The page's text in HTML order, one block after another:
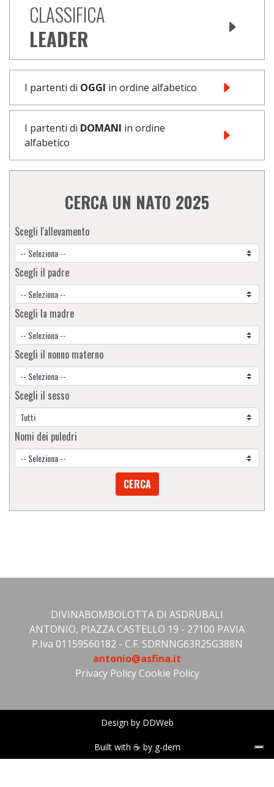
CLASSIFICA
LEADER
I partenti di OGGI in ordine alfabetico
I partenti di DOMANI in ordine
alfabetico
CERCA UN NATO 2025
Scegli l'allevamento
Scegli il padre
Scegli la madre
Scegli il nonno materno
Scegli il sesso
Nomi dei puledri
CERCA
DIVINABOMBOLOTTA DI ASDRUBALI
ANTONIO, PIAZZA CASTELLO 19 - 27100 PAVIA
P.Iva 01159560182 - C.F. SDRNNG63R25G388N
antonio@asfina.it
Privacy Policy Cookie Policy
Design by DDWeb
Built with ☕ by g-dem